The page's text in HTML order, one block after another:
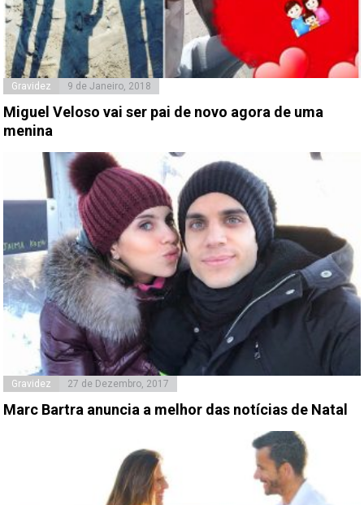
Gravidez 9 de Janeiro, 2018
Miguel Veloso vai ser pai de novo agora de uma
menina
Gravidez 27 de Dezembro, 2017
Marc Bartra anuncia a melhor das notícias de Natal